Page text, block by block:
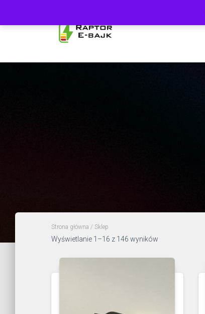
Strona główna / Sklep
Wyświetlanie 1–16 z 146 wyników